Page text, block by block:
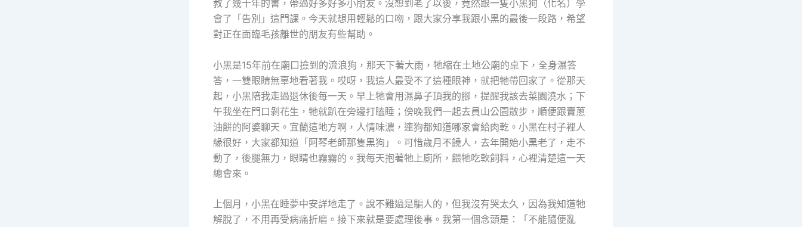
教了幾十年的書，帶過好多好多小朋友。沒想到老了以後，竟然跟一隻小黑狗（化名）學
會了「告別」這門課。今天就想用輕鬆的口吻，跟大家分享我跟小黑的最後一段路，希望
對正在面臨毛孩離世的朋友有些幫助。
小黑是15年前在廟口撿到的流浪狗，那天下著大雨，牠縮在土地公廟的桌下，全身濕答
答，一雙眼睛無辜地看著我。哎呀，我這人最受不了這種眼神，就把牠帶回家了。從那天
起，小黑陪我走過退休後每一天。早上牠會用濕鼻子頂我的腳，提醒我該去菜園澆水；下
午我坐在門口剝花生，牠就趴在旁邊打瞌睡；傍晚我們一起去員山公園散步，順便跟賣蔥
油餅的阿婆聊天。宜蘭這地方啊，人情味濃，連狗都知道哪家會給肉乾。小黑在村子裡人
緣很好，大家都知道「阿琴老師那隻黑狗」。可惜歲月不饒人，去年開始小黑老了，走不
動了，後腿無力，眼睛也霧霧的。我每天抱著牠上廁所，餵牠吃軟飼料，心裡清楚這一天
總會來。
上個月，小黑在睡夢中安詳地走了。說不難過是騙人的，但我沒有哭太久，因為我知道牠
解脫了，不用再受病痛折磨。接下來就是要處理後事。我第一個念頭是：「不能隨便亂